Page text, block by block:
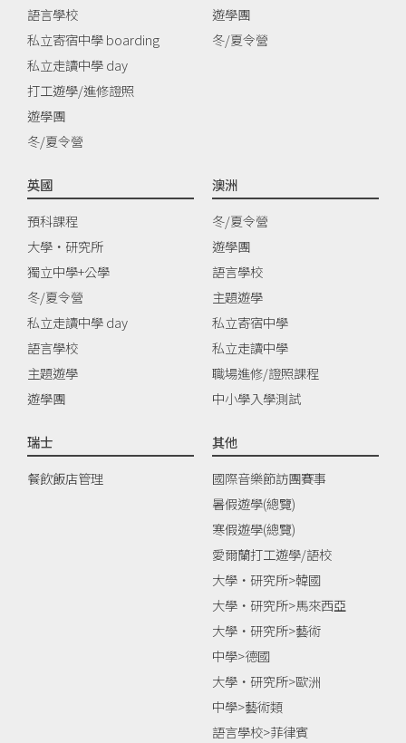
語言學校
私立寄宿中學 boarding
私立走讀中學 day
打工遊學/進修證照
遊學團
冬/夏令營
遊學團
冬/夏令營
英國
預科課程
大學‧研究所
獨立中學+公學
冬/夏令營
私立走讀中學 day
語言學校
主題遊學
遊學團
澳洲
冬/夏令營
遊學團
語言學校
主題遊學
私立寄宿中學
私立走讀中學
職場進修/證照課程
中小學入學測試
瑞士
餐飲飯店管理
其他
國際音樂節訪團賽事
暑假遊學(總覽)
寒假遊學(總覽)
愛爾蘭打工遊學/語校
大學‧研究所>韓國
大學‧研究所>馬來西亞
大學‧研究所>藝術
中學>德國
大學‧研究所>歐洲
中學>藝術類
語言學校>菲律賓